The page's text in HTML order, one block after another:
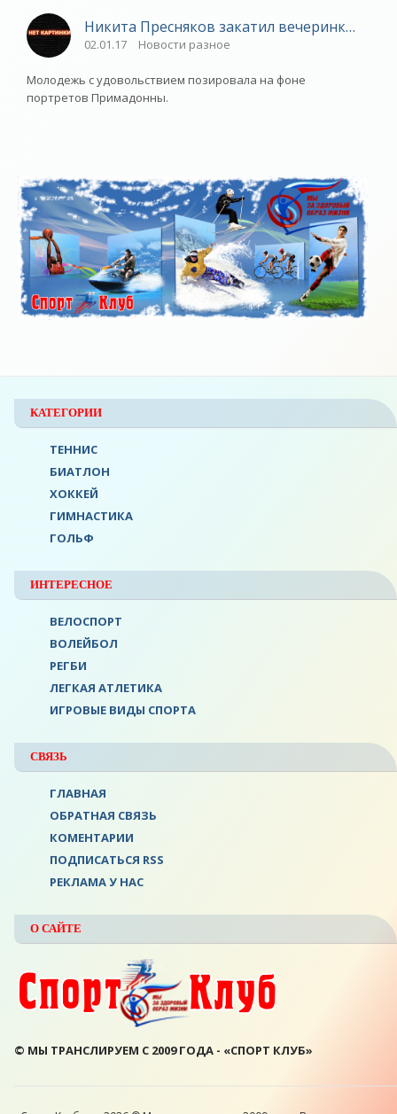
Никита Пресняков закатил вечеринку в
02.01.17 Новости разное
Молодежь с удовольствием позировала на фоне
портретов Примадонны.
КАТЕГОРИИ
ТЕННИС
БИАТЛОН
ХОККЕЙ
ГИМНАСТИКА
ГОЛЬФ
ИНТЕРЕСНОЕ
ВЕЛОСПОРТ
ВОЛЕЙБОЛ
РЕГБИ
ЛЕГКАЯ АТЛЕТИКА
ИГРОВЫЕ ВИДЫ СПОРТА
СВЯЗЬ
ГЛАВНАЯ
ОБРАТНАЯ СВЯЗЬ
КОМЕНТАРИИ
ПОДПИСАТЬСЯ RSS
РЕКЛАМА У НАС
О САЙТЕ
© МЫ ТРАНСЛИРУЕМ С 2009 ГОДА - «СПОРТ КЛУБ»